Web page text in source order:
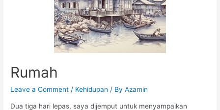
Rumah
Leave a Comment / Kehidupan / ByAzamin
Dua tiga hari lepas, saya dijemput untuk menyampaikan